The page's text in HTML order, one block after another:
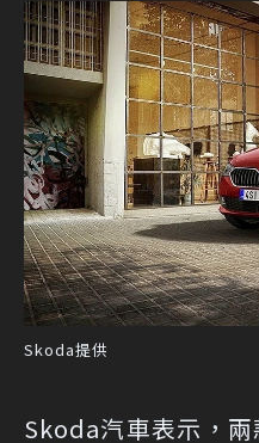
Skoda提供
Skoda汽車表示，